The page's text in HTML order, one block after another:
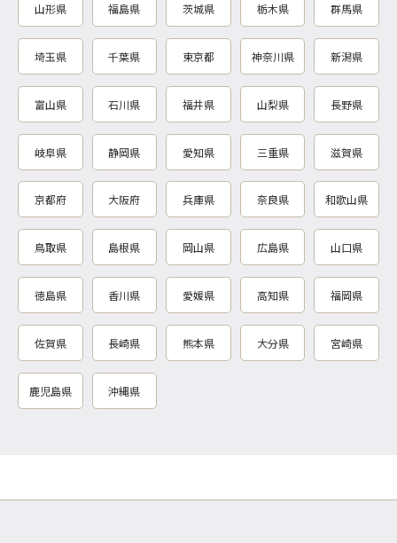
山形県 福島県 茨城県 栃木県 群馬県
埼玉県 千葉県 東京都 神奈川県 新潟県
富山県 石川県 福井県 山梨県 長野県
岐阜県 静岡県 愛知県 三重県 滋賀県
京都府 大阪府 兵庫県 奈良県 和歌山県
鳥取県 島根県 岡山県 広島県 山口県
徳島県 香川県 愛媛県 高知県 福岡県
佐賀県 長崎県 熊本県 大分県 宮崎県
鹿児島県 沖縄県